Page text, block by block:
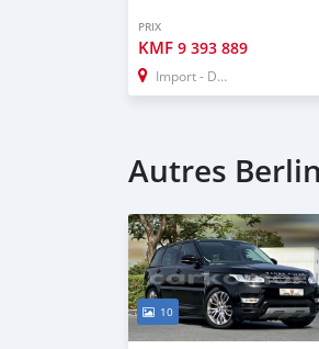
PRIX
KMF 9 393 889
Import - Dubai
Autres
10